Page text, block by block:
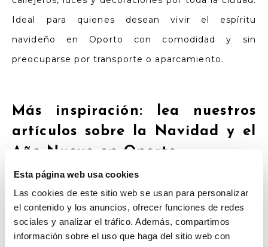
Esta página web usa cookies
Las cookies de este sitio web se usan para personalizar
el contenido y los anuncios, ofrecer funciones de redes
sociales y analizar el tráfico. Además, compartimos
información sobre el uso que haga del sitio web con
Ideal para quienes desean vivir el espíritu
navideño en Oporto con comodidad y sin
preocuparse por transporte o aparcamiento.
Más inspiración: lea nuestros
artículos sobre la Navidad y el
Año Nuevo en Oporto
Para conocer mejor lo que Oporto ofrece en esta
época mágica, consulte nuestras guías recientes: